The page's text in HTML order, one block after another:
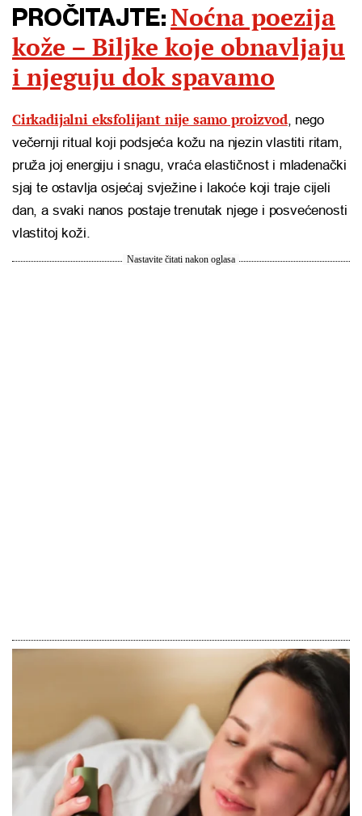
PROČITAJTE: Noćna poezija
kože – Biljke koje obnavljaju
i njeguju dok spavamo
Cirkadijalni eksfolijant nije samo proizvod, nego
večernji ritual koji podsjeća kožu na njezin vlastiti ritam,
pruža joj energiju i snagu, vraća elastičnost i mladenački
sjaj te ostavlja osjećaj svježine i lakoće koji traje cijeli
dan, a svaki nanos postaje trenutak njege i posvećenosti
vlastitoj koži.
Nastavite čitati nakon oglasa